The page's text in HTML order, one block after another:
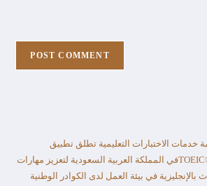
خدمات الاختبارات التعليمية تطلق تطبيق
TOEIC® Palفي المملكة العربية السعودية لتعزيز مهارات
بالإنجليزية في بيئة العمل لدى الكوادر الوطنية